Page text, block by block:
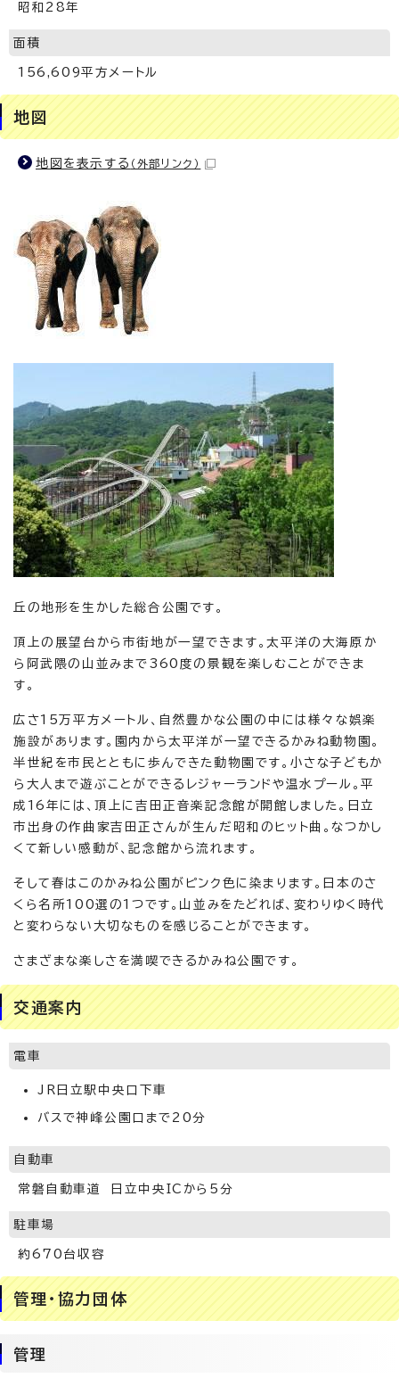
昭和28年
面積
156,609平方メートル
地図
地図を表示する （外部リンク）
丘の地形を生かした総合公園です。
頂上の展望台から市街地が一望できます。太平洋の大海原か
ら阿武隈の山並みまで360度の景観を楽しむことができま
す。
広さ15万平方メートル、自然豊かな公園の中には様々な娯楽
施設があります。園内から太平洋が一望できるかみね動物園。
半世紀を市民とともに歩んできた動物園です。小さな子どもか
ら大人まで遊ぶことができるレジャーランドや温水プール。平
成16年には、頂上に吉田正音楽記念館が開館しました。日立
市出身の作曲家吉田正さんが生んだ昭和のヒット曲。なつかし
くて新しい感動が、記念館から流れます。
そして春はこのかみね公園がピンク色に染まります。日本のさ
くら名所100選の1つです。山並みをたどれば、変わりゆく時代
と変わらない大切なものを感じることができます。
さまざまな楽しさを満喫できるかみね公園です。
交通案内
電車
JR日立駅中央口下車
バスで神峰公園口まで20分
自動車
常磐自動車道 日立中央ICから5分
駐車場
約670台収容
管理・協力団体
管理